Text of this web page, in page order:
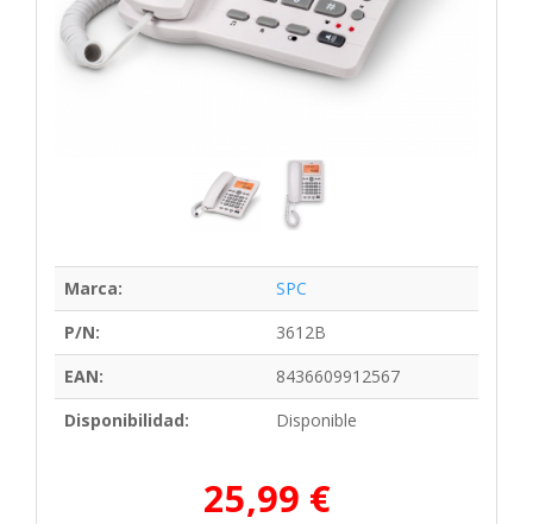
Marca:
SPC
P/N:
3612B
EAN:
8436609912567
Disponibilidad:
Disponible
25,99 €